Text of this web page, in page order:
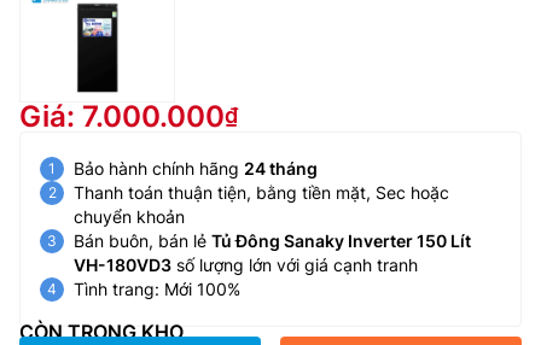
Giá: 7.000.000
Bảo hành chính hãng 24 tháng
Thanh toán thuận tiện, bằng tiền mặt, Sec hoặc
chuyển khoản
Bán buôn, bán lẻ Tủ Đông Sanaky Inverter 150 Lít
VH-180VD3 số lượng lớn với giá cạnh tranh
Tình trang: Mới 100%
CÒN TRONG KHO